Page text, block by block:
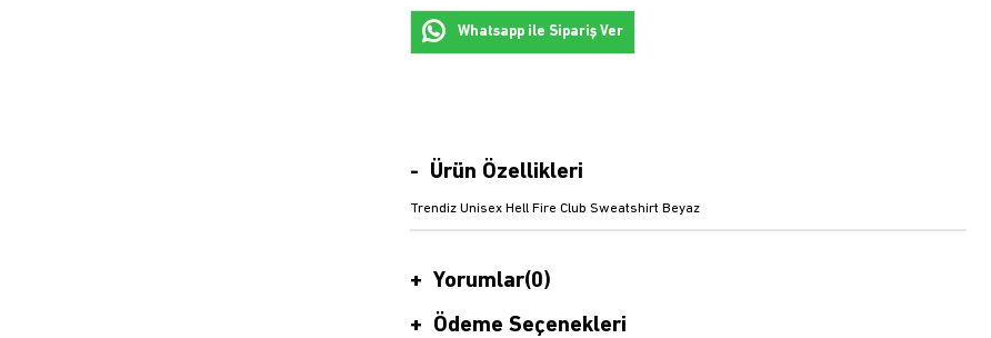
Whatsapp ile Sipariş Ver
Ürün Özellikleri
Trendiz Unisex Hell Fire Club Sweatshirt Beyaz
Yorumlar(0)
Ödeme Seçenekleri